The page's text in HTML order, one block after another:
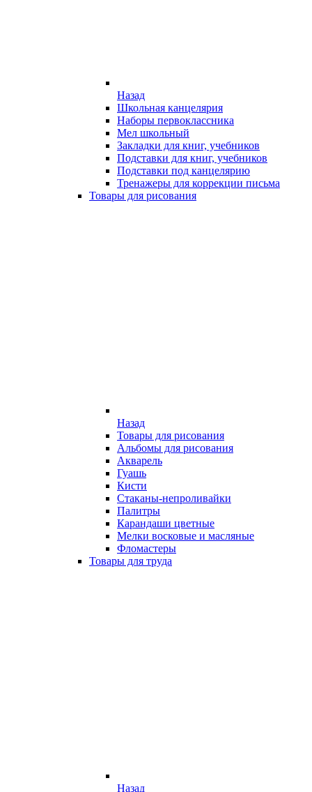
Назад
Школьная канцелярия
Наборы первоклассника
Мел школьный
Закладки для книг, учебников
Подставки для книг, учебников
Подставки под канцелярию
Тренажеры для коррекции письма
Товары для рисования
Назад
Товары для рисования
Альбомы для рисования
Акварель
Гуашь
Кисти
Стаканы-непроливайки
Палитры
Карандаши цветные
Мелки восковые и масляные
Фломастеры
Товары для труда
Назад